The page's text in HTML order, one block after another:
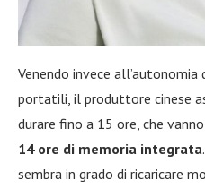
Venendo invece
portatili, il produttore cinese
durare fino a 15 ore, che
14 ore di memoria integrata
sembra in grado di ricaricare